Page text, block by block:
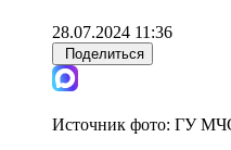
28.07.2024 11:36
Поделиться
Источник фото: ГУ МЧС